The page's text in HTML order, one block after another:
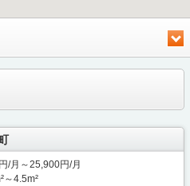
/月～25,900円/月
～4.5m²